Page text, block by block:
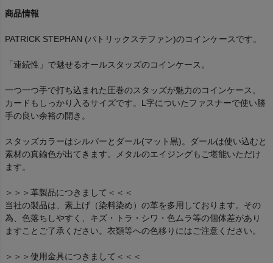
商品情報
PATRICK STEPHAN (パトリックステファン)のコインケースです。
「連続性」で魅せるオールスタッズのコインケース。
一つ一つ手で打ち込まれた圧巻のスタッズが魅力のコインケース。
カードもしっかり入るサイズです。L字についたファスナーで使い勝
手の良い余裕の開き。
スタッズカラーはシルバーとダール(マット黒)。ダールは使い込むと
素材の真鍮色が出てきます。メタルのエイジングもご堪能いただけ
ます。
＞＞＞革製品につきまして＜＜＜
当社の製品は、素上げ（染料染め）の革を多用しております。その
為、色落ちしやすく、キズ・トラ・シワ・色ムラ等の個体差があり
ますことご了承ください。衣類等への色移りにはご注意ください。
＞＞＞使用金具につきまして＜＜＜